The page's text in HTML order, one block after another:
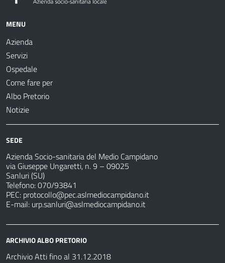
MENU
Azienda
Servizi
Ospedale
Come fare per
Albo Pretorio
Notizie
SEDE
Azienda Socio-sanitaria del Medio Campidano
via Giuseppe Ungaretti, n. 9 – 09025
Sanluri (SU)
Telefono: 070/93841
PEC: protocollo@pec.aslmediocampidano.it
E-mail: urp.sanluri@aslmediocampidano.it
ARCHIVIO ALBO PRETORIO
Archivio Atti fino al 31.12.2018